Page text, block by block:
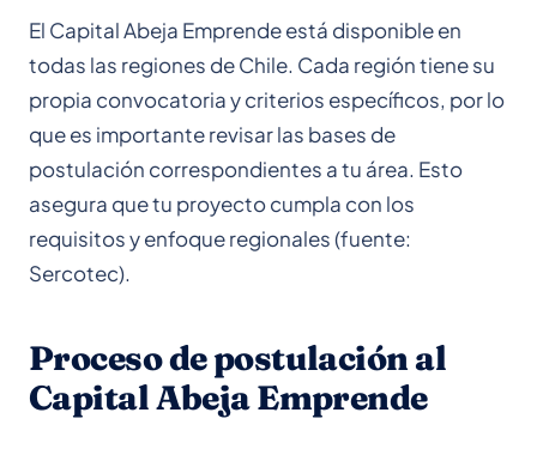
El Capital Abeja Emprende está disponible en
todas las regiones de Chile. Cada región tiene su
propia convocatoria y criterios específicos, por lo
que es importante revisar las bases de
postulación correspondientes a tu área. Esto
asegura que tu proyecto cumpla con los
requisitos y enfoque regionales (fuente:
Sercotec).
Proceso de postulación al
Capital Abeja Emprende